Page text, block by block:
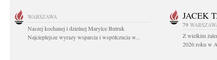
WARSZAWA
Naszej kochanej i dzielnej Marylce Butruk
Najcieplejsze wyrazy wsparcia i współczucia w...
JACEK
79
Z wielkim
2026 roku w